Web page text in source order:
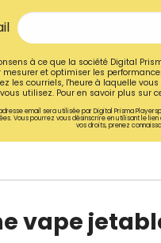
à ce que la société Digital
mesurer et optimiser les
les courriels, l'heure à laquelle
utilisez. Pour en savoir plus sur
email sera utilisée par Digital Prisma
Vous pourrez vous désinscrire en utilisant le
vos droits, prenez
vape